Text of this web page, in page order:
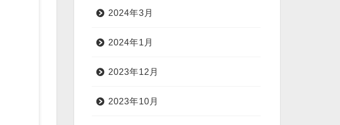
2024年3月
2024年1月
2023年12月
2023年10月